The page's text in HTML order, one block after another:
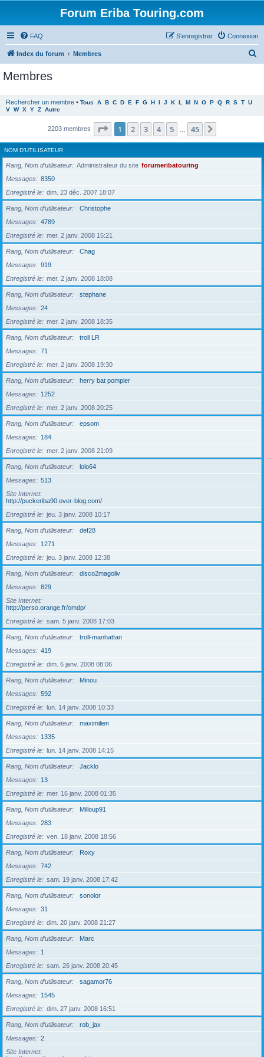
Forum Eriba Touring.com
FAQ Connexion
S’enregistrer
Index du forum Membres
Membres
Rechercher un membre • Tous A B C D E F G H I J K L M N O P Q R S T U
V W X Y Z Autre
2203 membres Page 1sur45
1 2 3 4 5 45
NOM D’UTILISATEUR
Rang, Nom d’utilisateur Administrateur du site forumeribatouring
Messages
8350
Enregistré le
dim. 23 déc. 2007 18:07
Rang, Nom d’utilisateur
Christophe
Messages
4789
Enregistré le
mer. 2 janv. 2008 15:21
Rang, Nom d’utilisateur
Chag
Messages
919
Enregistré le
mer. 2 janv. 2008 18:08
Rang, Nom d’utilisateur
stephane
Messages
24
Enregistré le
mer. 2 janv. 2008 18:35
Rang, Nom d’utilisateur
troll LR
Messages
71
Enregistré le
mer. 2 janv. 2008 19:30
Rang, Nom d’utilisateur
herry bat pompier
Messages
1252
Enregistré le
mer. 2 janv. 2008 20:25
Rang, Nom d’utilisateur
epsom
Messages
184
Enregistré le
mer. 2 janv. 2008 21:09
Rang, Nom d’utilisateur
lolo64
Messages
513
Site Internet
http://puckeriba90.over-blog.com/
Enregistré le
jeu. 3 janv. 2008 10:17
Rang, Nom d’utilisateur
def28
Messages
1271
Enregistré le
jeu. 3 janv. 2008 12:38
Rang, Nom d’utilisateur
disco2magoliv
Messages
829
Site Internet
http://perso.orange.fr/omdp/
Enregistré le
sam. 5 janv. 2008 17:03
Rang, Nom d’utilisateur
troll-manhattan
Messages
419
Enregistré le
dim. 6 janv. 2008 08:06
Rang, Nom d’utilisateur
Minou
Messages
592
Enregistré le
lun. 14 janv. 2008 10:33
Rang, Nom d’utilisateur
maximilien
Messages
1335
Enregistré le
lun. 14 janv. 2008 14:15
Rang, Nom d’utilisateur
Jacklo
Messages
13
Enregistré le
mer. 16 janv. 2008 01:35
Rang, Nom d’utilisateur
Milloup91
Messages
283
Enregistré le
ven. 18 janv. 2008 18:56
Rang, Nom d’utilisateur
Roxy
Messages
742
Enregistré le
sam. 19 janv. 2008 17:42
Rang, Nom d’utilisateur
sonolor
Messages
31
Enregistré le
dim. 20 janv. 2008 21:27
Rang, Nom d’utilisateur
Marc
Messages
1
Enregistré le
sam. 26 janv. 2008 20:45
Rang, Nom d’utilisateur
sagamor76
Messages
1545
Enregistré le
dim. 27 janv. 2008 16:51
Rang, Nom d’utilisateur
rob_jax
Messages
2
Site Internet